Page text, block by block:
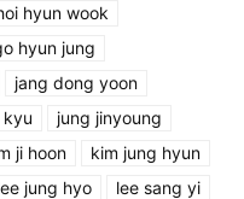
hyun wook
hyun jung
jang dong yoon
kyu
jung jinyoung
ji hoon
kim jung hyun
jung hyo
lee sang yi